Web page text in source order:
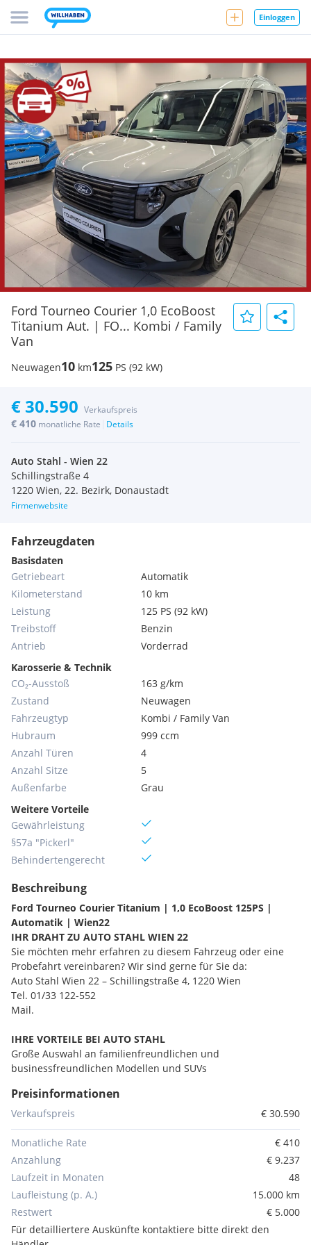
Einloggen
Ford Tourneo Courier 1,0 EcoBoost
Titanium Aut. | FO... Kombi / Family
Van
Neuwagen10 km125 PS (92 kW)
€ 30.590 Verkaufspreis
€ 410 monatliche Rate Details
Auto Stahl - Wien 22
Schillingstraße 4
1220 Wien, 22. Bezirk, Donaustadt
Firmenwebsite
Fahrzeugdaten
Basisdaten
Getriebeart
Automatik
Kilometerstand
10 km
Leistung
125 PS (92 kW)
Treibstoff
Benzin
Antrieb
Vorderrad
Karosserie & Technik
CO₂-Ausstoß
163 g/km
Zustand
Neuwagen
Fahrzeugtyp
Kombi / Family Van
Hubraum
999 ccm
Anzahl Türen
4
Anzahl Sitze
5
Außenfarbe
Grau
Weitere Vorteile
Gewährleistung
§57a "Pickerl"
Behinderten­gerecht
Beschreibung
Ford Tourneo Courier Titanium | 1,0 EcoBoost 125PS |
Automatik | Wien22
IHR DRAHT ZU AUTO STAHL WIEN 22
Sie möchten mehr erfahren zu diesem Fahrzeug oder eine
Probefahrt vereinbaren? Wir sind gerne für Sie da:
Auto Stahl Wien 22 – Schillingstraße 4, 1220 Wien
Tel. 01/33 122-552
Mail.
IHRE VORTEILE BEI AUTO STAHL
Große Auswahl an familienfreundlichen und
businessfreundlichen Modellen und SUVs
Wünschen
Service hat Vorfahrt – Ihre persönliche Betreuung ist uns
wichtig
Reparatur & Service für alle Marken – PKW, Nutzfahrzeuge &
Motorräder
Originalteile & geprüfte Ersatzteile
Über 300 Fahrzeuge ständig lagernd und sofort verfügbar
One Stop Shop: Finanzierung & Versicherung direkt vor Ort –
schnell & unkompliziert
Wunschkennzeichen & Zulassung direkt bei uns
Preisinformationen
Verkaufspreis € 30.590
Monatliche Rate
€ 410
Anzahlung
€ 9.237
Laufzeit in Monaten
48
Laufleistung (p. A.)
15.000 km
Restwert
€ 5.000
Für detailliertere Auskünfte kontaktiere bitte direkt den